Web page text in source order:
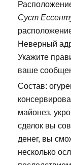
Суст
Неверный
Укажите
ваше
Состав:
майонез,
сделок вы
денег, вы
несколько